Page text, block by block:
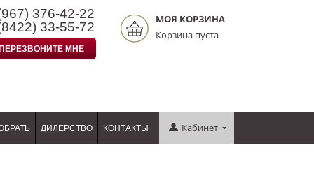
376-42-22
33-55-72
МНЕ
МОЯ КОРЗИНА
Корзина пуста
ДИЛЕРСТВО КОНТАКТЫ Кабинет